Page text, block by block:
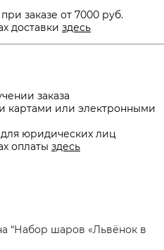
заказе от 7000 руб.
доставки здесь
заказа
картами или электронными
юридических лиц
оплаты здесь
“Набор шаров «Львёнок в